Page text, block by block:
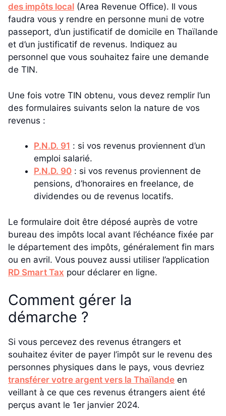
des impôts local (Area Revenue Office). Il vous
faudra vous y rendre en personne muni de votre
passeport, d’un justificatif de domicile en Thaïlande
et d’un justificatif de revenus. Indiquez au
personnel que vous souhaitez faire une demande
de TIN.
Une fois votre TIN obtenu, vous devez remplir l’un
des formulaires suivants selon la nature de vos
revenus :
P.N.D. 91 : si vos revenus proviennent d’un
emploi salarié.
P.N.D. 90 : si vos revenus proviennent de
pensions, d’honoraires en freelance, de
dividendes ou de revenus locatifs.
Le formulaire doit être déposé auprès de votre
bureau des impôts local avant l’échéance fixée par
le département des impôts, généralement fin mars
ou en avril. Vous pouvez aussi utiliser l’application
RD Smart Tax pour déclarer en ligne.
Comment gérer la
démarche ?
Si vous percevez des revenus étrangers et
souhaitez éviter de payer l’impôt sur le revenu des
personnes physiques dans le pays, vous devriez
transférer votre argent vers la Thaïlande en
veillant à ce que ces revenus étrangers aient été
perçus avant le 1er janvier 2024.